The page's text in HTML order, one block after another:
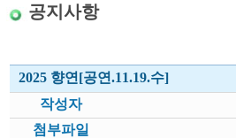
공지사항
2025 향연[공연.11.19.수]
작성자
첨부파일